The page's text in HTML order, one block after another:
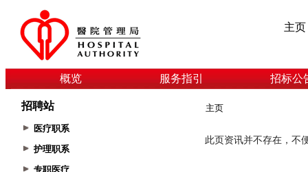
主页
概览 服务指引 招标公
招聘站
医疗职系
护理职系
专职医疗
主页